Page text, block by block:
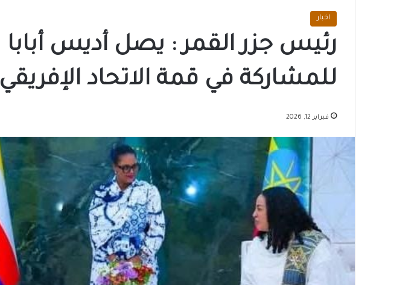
اخبار
رئيس جزر القمر : يصل أديس أبابا
للمشاركة في قمة الاتحاد الإفريقي
فبراير 12, 2026